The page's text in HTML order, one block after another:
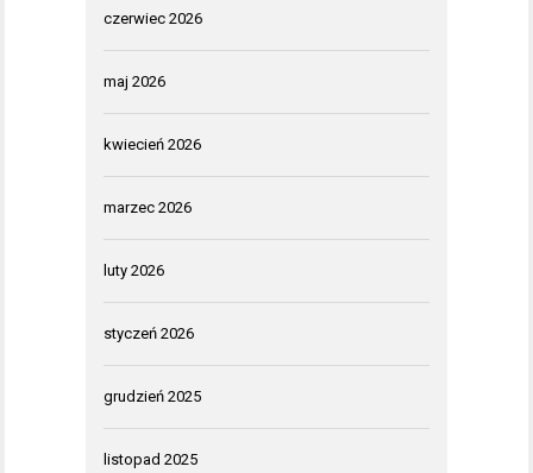
czerwiec 2026
maj 2026
kwiecień 2026
marzec 2026
luty 2026
styczeń 2026
grudzień 2025
listopad 2025